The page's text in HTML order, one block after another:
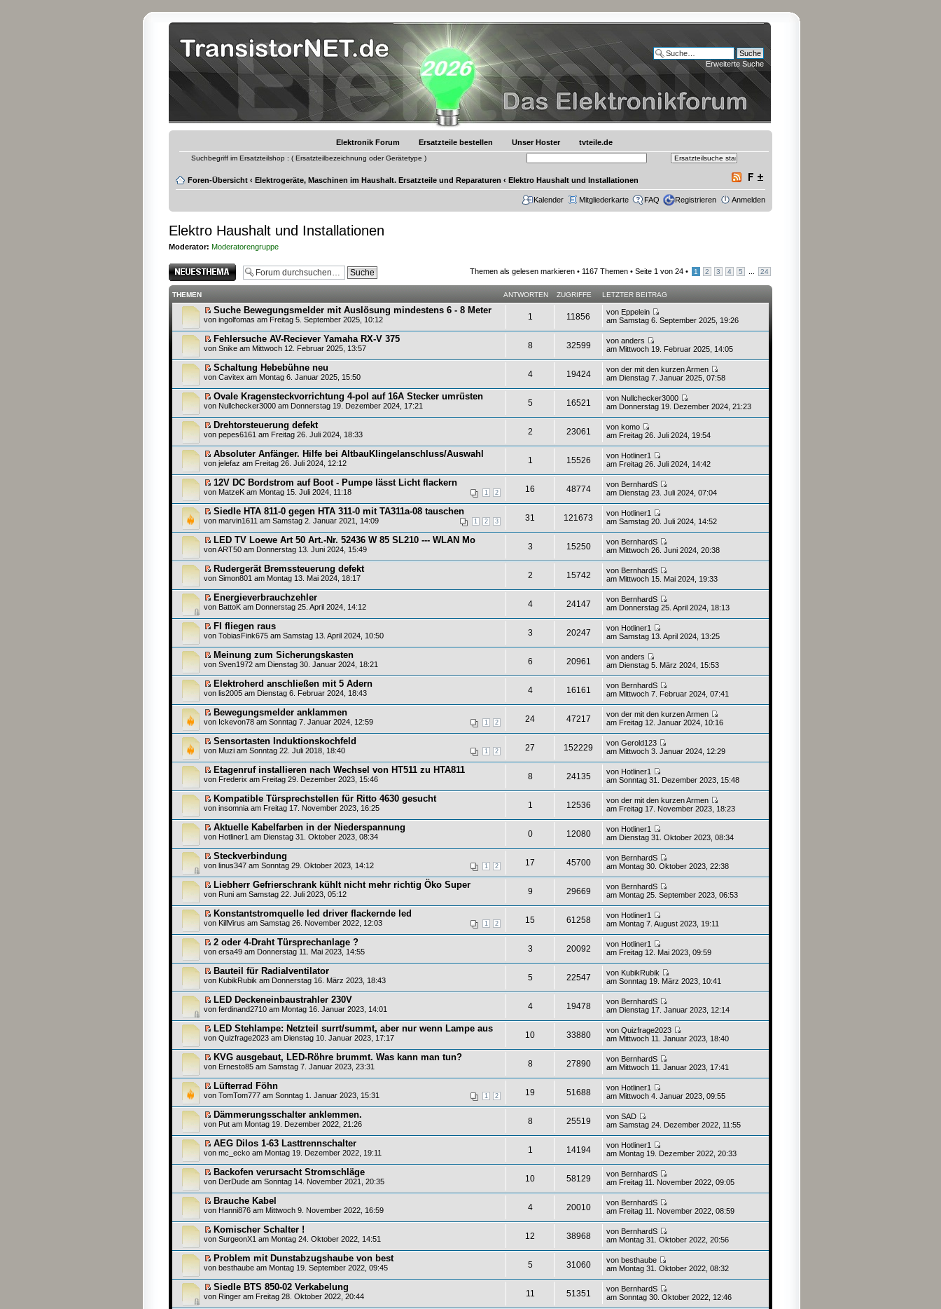
Erweiterte Suche
Elektronik Forum Ersatzteile bestellen Unser Hoster tvteile.de
Suchbegriff im Ersatzteilshop : ( Ersatzteilbezeichnung oder Gerätetype )
Foren-Übersicht ‹ Elektrogeräte, Maschinen im Haushalt. Ersatzteile und Reparaturen ‹ Elektro Haushalt und Installationen
Kalender Mitgliederkarte FAQ Registrieren Anmelden
Elektro Haushalt und Installationen
Moderator: Moderatorengruppe
Neues Thema
erstellen
Themen als gelesen markieren • 1167 Themen • Seite 1 von 24 • 1 2 3 4 5 24
THEMEN ANTWORTEN ZUGRIFFE LETZTER BEITRAG
Suche Bewegungsmelder mit Auslösung mindestens 6 - 8 Meter
von ingolfomas am Freitag 5. September 2025, 10:12 1 11856 von Eppelein
am Samstag 6. September 2025, 19:26
Fehlersuche AV-Reciever Yamaha RX-V 375
von Snike am Mittwoch 12. Februar 2025, 13:57 8 32599 vonanders
am Mittwoch 19. Februar 2025, 14:05
Schaltung Hebebühne neu
von Cavitex am Montag 6. Januar 2025, 15:50 4 19424 vonder mit den kurzen Armen
am Dienstag 7. Januar 2025, 07:58
Ovale Kragensteckvorrichtung 4-pol auf 16A Stecker umrüsten
von Nullchecker3000 am Donnerstag 19. Dezember 2024, 17:21 5 16521 von Nullchecker3000
am Donnerstag 19. Dezember 2024, 21:23
Drehtorsteuerung defekt
von pepes6161 am Freitag 26. Juli 2024, 18:33 2 23061 vonkomo
am Freitag 26. Juli 2024, 19:54
Absoluter Anfänger. Hilfe bei AltbauKlingelanschluss/Auswahl
von jelefaz am Freitag 26. Juli 2024, 12:12 1 15526 von Hotliner1
am Freitag 26. Juli 2024, 14:42
12V DC Bordstrom auf Boot - Pumpe lässt Licht flackern
1 2
von MatzeK am Montag 15. Juli 2024, 11:18 16 48774 von BernhardS
am Dienstag 23. Juli 2024, 07:04
Siedle HTA 811-0 gegen HTA 311-0 mit TA311a-08 tauschen
1 2 3
von marvin1611 am Samstag 2. Januar 2021, 14:09 31 121673 von Hotliner1
am Samstag 20. Juli 2024, 14:52
LED TV Loewe Art 50 Art.-Nr. 52436 W 85 SL210 --- WLAN Mo
vonART50 am Donnerstag 13. Juni 2024, 15:49 3 15250 von BernhardS
am Mittwoch 26. Juni 2024, 20:38
Rudergerät Bremssteuerung defekt
von Simon801 am Montag 13. Mai 2024, 18:17 2 15742 von BernhardS
am Mittwoch 15. Mai 2024, 19:33
Energieverbrauchzehler
von BattoK am Donnerstag 25. April 2024, 14:12 4 24147 von BernhardS
am Donnerstag 25. April 2024, 18:13
FI fliegen raus
von TobiasFink675 am Samstag 13. April 2024, 10:50 3 20247 von Hotliner1
am Samstag 13. April 2024, 13:25
Meinung zum Sicherungskasten
von Sven1972 am Dienstag 30. Januar 2024, 18:21 6 20961 vonanders
am Dienstag 5. März 2024, 15:53
Elektroherd anschließen mit 5 Adern
von lis2005 am Dienstag 6. Februar 2024, 18:43 4 16161 von BernhardS
am Mittwoch 7. Februar 2024, 07:41
Bewegungsmelder anklammen
1 2
von Ickevon78 am Sonntag 7. Januar 2024, 12:59 24 47217 vonder mit den kurzen Armen
am Freitag 12. Januar 2024, 10:16
Sensortasten Induktionskochfeld
1 2
von Muzi am Sonntag 22. Juli 2018, 18:40 27 152229 vonGerold123
am Mittwoch 3. Januar 2024, 12:29
Etagenruf installieren nach Wechsel von HT511 zu HTA811
von Frederix am Freitag 29. Dezember 2023, 15:46 8 24135 von Hotliner1
am Sonntag 31. Dezember 2023, 15:48
Kompatible Türsprechstellen für Ritto 4630 gesucht
von insomnia am Freitag 17. November 2023, 16:25 1 12536 vonder mit den kurzen Armen
am Freitag 17. November 2023, 18:23
Aktuelle Kabelfarben in der Niederspannung
von Hotliner1 am Dienstag 31. Oktober 2023, 08:34 0 12080 von Hotliner1
am Dienstag 31. Oktober 2023, 08:34
Steckverbindung
1 2
von linus347 am Sonntag 29. Oktober 2023, 14:12 17 45700 von BernhardS
am Montag 30. Oktober 2023, 22:38
Liebherr Gefrierschrank kühlt nicht mehr richtig Öko Super
von Runi am Samstag 22. Juli 2023, 05:12 9 29669 von BernhardS
am Montag 25. September 2023, 06:53
Konstantstromquelle led driver flackernde led
1 2
von KillVirus am Samstag 26. November 2022, 12:03 15 61258 von Hotliner1
am Montag 7. August 2023, 19:11
2 oder 4-Draht Türsprechanlage ?
von ersa49 am Donnerstag 11. Mai 2023, 14:55 3 20092 von Hotliner1
am Freitag 12. Mai 2023, 09:59
Bauteil für Radialventilator
von KubikRubik am Donnerstag 16. März 2023, 18:43 5 22547 von KubikRubik
am Sonntag 19. März 2023, 10:41
LED Deckeneinbaustrahler 230V
von ferdinand2710 am Montag 16. Januar 2023, 14:01 4 19478 von BernhardS
am Dienstag 17. Januar 2023, 12:14
LED Stehlampe: Netzteil surrt/summt, aber nur wenn Lampe aus
von Quizfrage2023 am Dienstag 10. Januar 2023, 17:17 10 33880 vonQuizfrage2023
am Mittwoch 11. Januar 2023, 18:40
KVG ausgebaut, LED-Röhre brummt. Was kann man tun?
von Ernesto85 am Samstag 7. Januar 2023, 23:31 8 27890 von BernhardS
am Mittwoch 11. Januar 2023, 17:41
Lüfterrad Föhn
1 2
von TomTom777 am Sonntag 1. Januar 2023, 15:31 19 51688 von Hotliner1
am Mittwoch 4. Januar 2023, 09:55
Dämmerungsschalter anklemmen.
von Put am Montag 19. Dezember 2022, 21:26 8 25519 vonSAD
am Samstag 24. Dezember 2022, 11:55
AEG Dilos 1-63 Lasttrennschalter
von mc_ecko am Montag 19. Dezember 2022, 19:11 1 14194 von Hotliner1
am Montag 19. Dezember 2022, 20:33
Backofen verursacht Stromschläge
von DerDude am Sonntag 14. November 2021, 20:35 10 58129 von BernhardS
am Freitag 11. November 2022, 09:05
Brauche Kabel
von Hanni876 am Mittwoch 9. November 2022, 16:59 4 20010 von BernhardS
am Freitag 11. November 2022, 08:59
Komischer Schalter !
von SurgeonX1 am Montag 24. Oktober 2022, 14:51 12 38968 von BernhardS
am Montag 31. Oktober 2022, 20:56
Problem mit Dunstabzugshaube von best
von besthaube am Montag 19. September 2022, 09:45 5 31060 vonbesthaube
am Montag 31. Oktober 2022, 08:32
Siedle BTS 850-02 Verkabelung
von Ringer am Freitag 28. Oktober 2022, 20:44 11 51351 von BernhardS
am Sonntag 30. Oktober 2022, 12:46